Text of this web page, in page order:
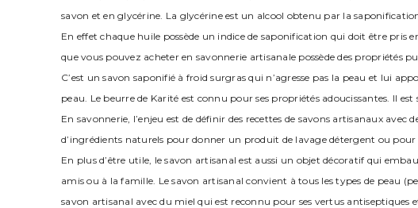
savon et en glycérine. La glycérine est un alcool obtenu par la saponification
En effet chaque huile possède un indice de saponification qui doit être pris
que vous pouvez acheter en savonnerie artisanale possède des propriétés
C’est un savon saponifié à froid surgras qui n’agresse pas la peau et lui
peau. Le beurre de Karité est connu pour ses propriétés adoucissantes. Il
En savonnerie, l’enjeu est de définir des recettes de savons artisanaux
d’ingrédients naturels pour donner un produit de lavage détergent ou pour
En plus d’être utile, le savon artisanal est aussi un objet décoratif qui
amis ou à la famille. Le savon artisanal convient à tous les types de peau
savon artisanal avec du miel qui est reconnu pour ses vertus antiseptiques